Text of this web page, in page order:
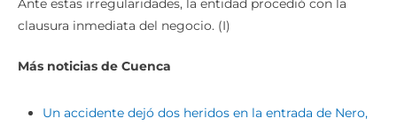
Ante estas irregularidades, la entidad procedió con la
clausura inmediata del negocio. (I)
Más noticias de Cuenca
Un accidente dejó dos heridos en la entrada de Nero,